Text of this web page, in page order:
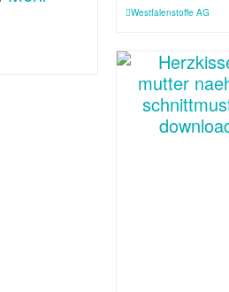
Westfalenstoffe AG